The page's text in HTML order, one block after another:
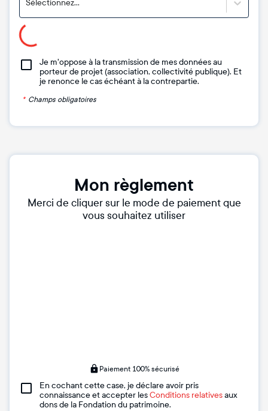
Sélectionnez...
Je m'oppose à la transmission de mes données au
porteur de projet (association, collectivité publique). Et
je renonce le cas échéant à la contrepartie.
* Champs obligatoires
Mon règlement
Merci de cliquer sur le mode de paiement que
vous souhaitez utiliser
Paiement 100% sécurisé
En cochant cette case, je déclare avoir pris
connaissance et accepter lesConditions relativesaux
dons de la Fondation du patrimoine.